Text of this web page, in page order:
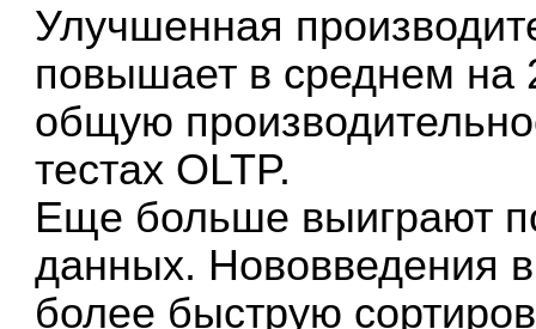
Улучшенная
повышает в среднем на
общую
тестах OLTP.
Еще больше выиграют
данных. Нововведения
более быструю